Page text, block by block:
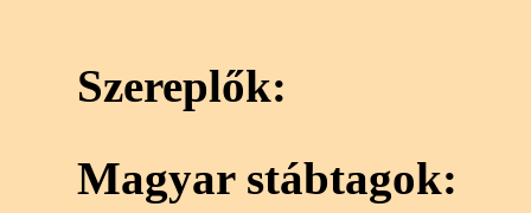
Szereplők:
Magyar stábtagok: